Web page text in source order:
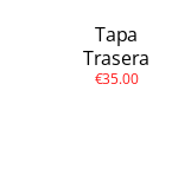
Tapa
Trasera
€35.00